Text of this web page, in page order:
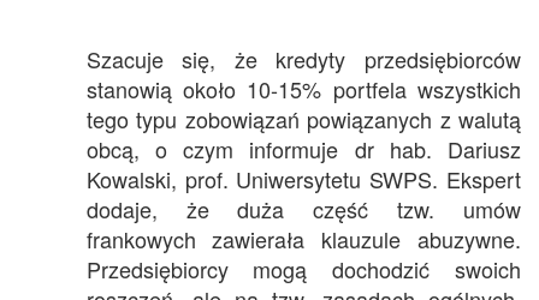
Szacuje się, że kredyty przedsiębiorców
stanowią około 10-15% portfela wszystkich
tego typu zobowiązań powiązanych z walutą
obcą, o czym informuje dr hab. Dariusz
Kowalski, prof. Uniwersytetu SWPS. Ekspert
dodaje, że duża część tzw. umów
frankowych zawierała klauzule abuzywne.
Przedsiębiorcy mogą dochodzić swoich